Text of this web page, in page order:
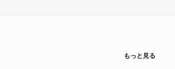
もっと見る